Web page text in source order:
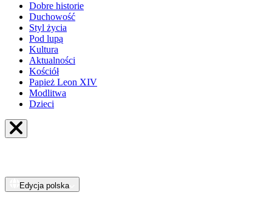
Dobre historie
Duchowość
Styl życia
Pod lupą
Kultura
Aktualności
Kościół
Papież Leon XIV
Modlitwa
Dzieci
Edycja polska